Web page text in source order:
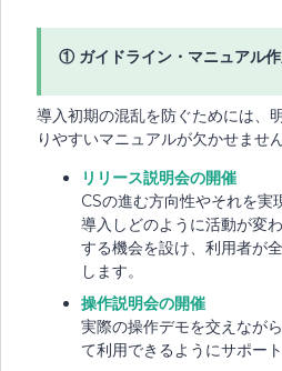
① ガイドライン・マニュアル
導入初期の混乱を防ぐためには、
りやすいマニュアルが欠かせません
リリース説明会の開催
CSの進む方向性やそれを
導入しどのように活動が変
する機会を設け、利用者が
します。
操作説明会の開催
実際の操作デモを交えなが
て利用できるようにサポート